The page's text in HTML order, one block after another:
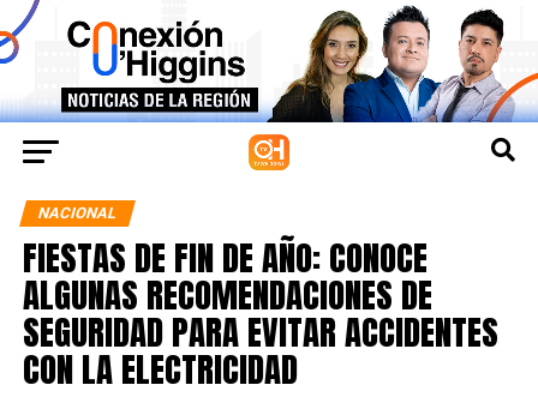
NACIONAL
FIESTAS DE FIN DE AÑO: CONOCE
ALGUNAS RECOMENDACIONES DE
SEGURIDAD PARA EVITAR ACCIDENTES
CON LA ELECTRICIDAD